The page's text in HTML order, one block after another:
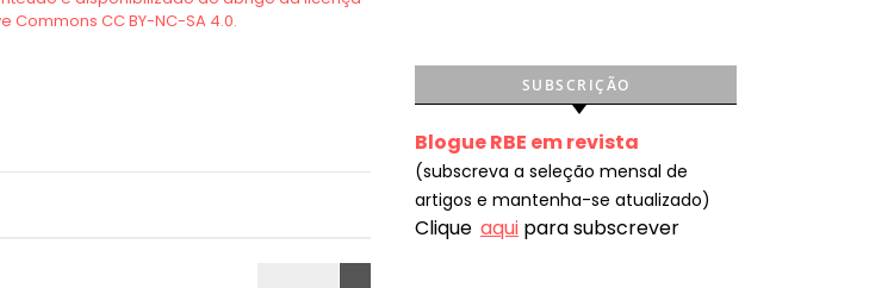
SUBSCRIÇÃO
Blogue RBE em revista
(subscreva a seleção mensal de
artigos e mantenha-se atualizado)
Clique aqui para subscrever